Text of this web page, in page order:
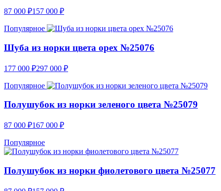
87 000 ₽157 000 ₽
Популярное
Шуба из норки цвета орех №25076
177 000 ₽297 000 ₽
Популярное
Полушубок из норки зеленого цвета №25079
87 000 ₽167 000 ₽
Популярное
Полушубок из норки фиолетового цвета №25077